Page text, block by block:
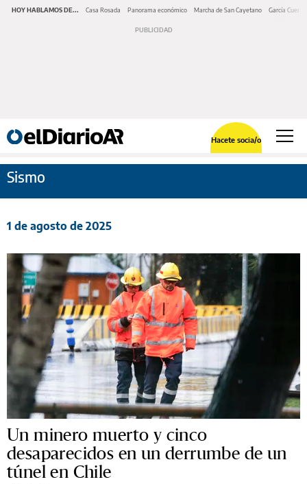
HOY HABLAMOS DE... Casa Rosada Panorama económico Marcha de San Cayetano García Cuerva
Hacete socia/o
Sismo
1 de agosto de 2025
Un minero muerto y cinco
desaparecidos en un derrumbe de un
túnel en Chile